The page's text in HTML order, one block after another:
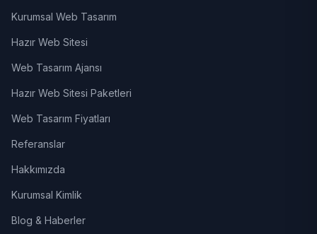
Kurumsal Web Tasarım
Hazır Web Sitesi
Web Tasarım Ajansı
Hazır Web Sitesi Paketleri
Web Tasarım Fiyatları
Referanslar
Hakkımızda
Kurumsal Kimlik
Blog & Haberler